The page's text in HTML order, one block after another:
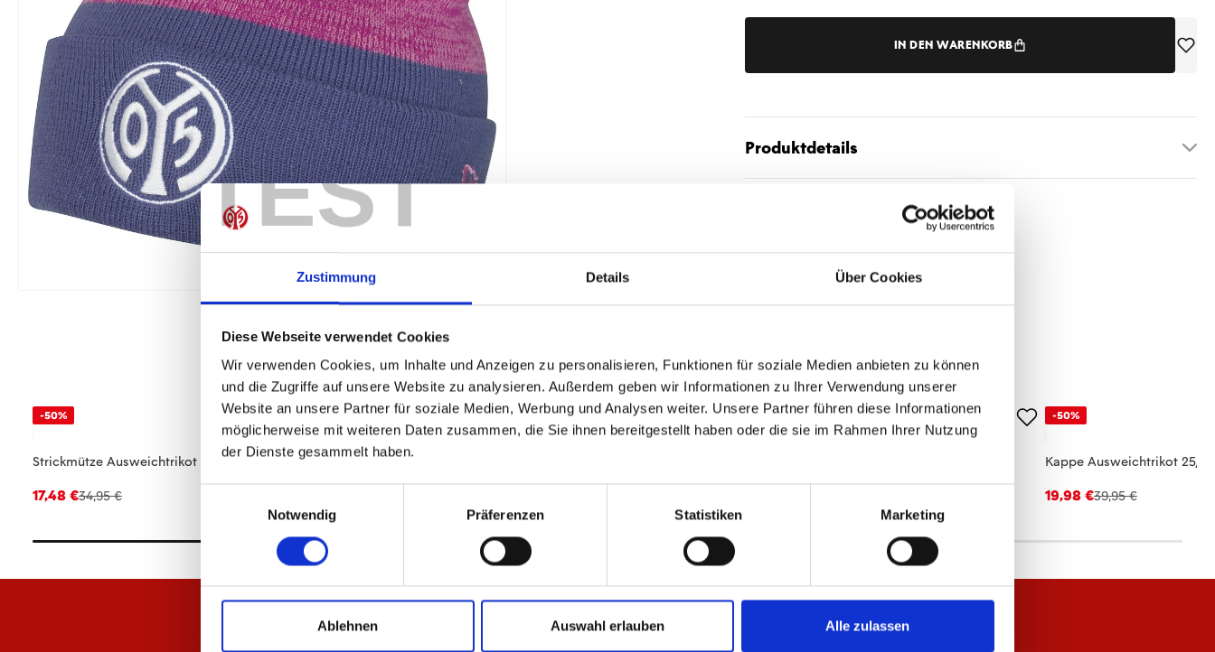
TEST
Zustimmung Details Über Cookies
Diese Webseite verwendet Cookies
Wir verwenden Cookies, um Inhalte und Anzeigen zu personalisieren, Funktionen für soziale Medien anbieten zu können
und die Zugriffe auf unsere Website zu analysieren. Außerdem geben wir Informationen zu Ihrer Verwendung unserer
Website an unsere Partner für soziale Medien, Werbung und Analysen weiter. Unsere Partner führen diese Informationen
möglicherweise mit weiteren Daten zusammen, die Sie ihnen bereitgestellt haben oder die sie im Rahmen Ihrer Nutzung
der Dienste gesammelt haben.
Notwendig
Präferenzen Statistiken Marketing
Ablehnen Auswahl erlauben Alle zulassen
IN DEN WARENKORB
Produktdetails
-50%
Strickmütze Ausweichtrikot 25/26
17,48 €34,95 €
-50%
Strickmütze Heimtrikot 25/26
-50% -50% -50%
Kappe Ausweichtrikot 25/26
19,98 €39,95 €